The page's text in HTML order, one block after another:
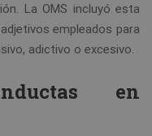
La OMS incluyó esta
empleados para
adictivo o excesivo.
en